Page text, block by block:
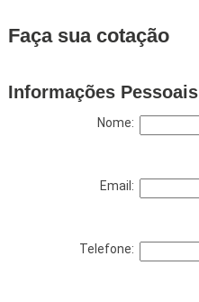
Faça sua cotação
Informações Pessoais
Nome:
Email:
Telefone: